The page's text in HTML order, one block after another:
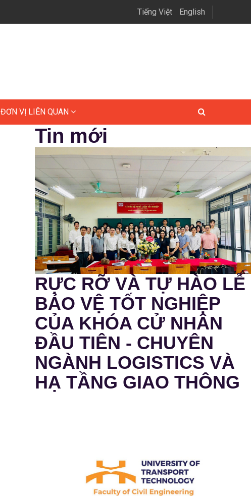
Tiếng Việt English
ĐƠN VỊ LIÊN QUAN
Tin mới
RỰC RỠ VÀ TỰ HÀO LỄ
BẢO VỆ TỐT NGHIỆP
CỦA KHÓA CỬ NHÂN
ĐẦU TIÊN - CHUYÊN
NGÀNH LOGISTICS VÀ
HẠ TẦNG GIAO THÔNG